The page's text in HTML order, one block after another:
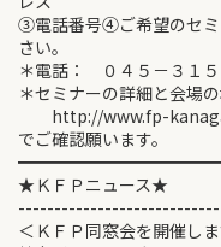
③電話番号④ご希望のセ
さい。
＊電話： ０４５－３１
＊セミナーの詳細と会場
http://www.fp-
でご確認願います。
★ＫＦＰニュース★
＜ＫＦＰ同窓会を開催し